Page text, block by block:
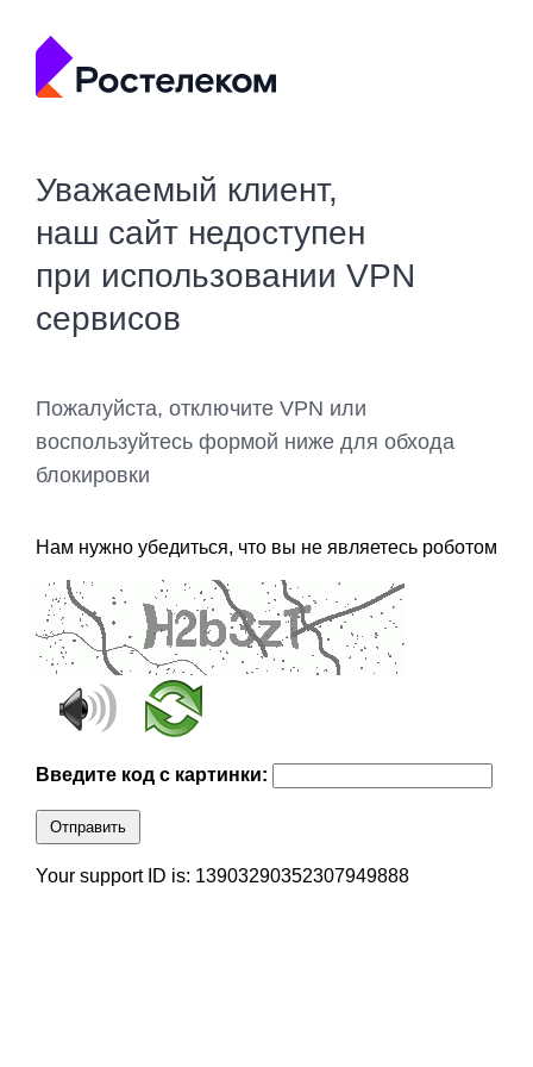
Уважаемый клиент,
наш сайт недоступен
при использовании VPN
сервисов
Пожалуйста, отключите VPN или
воспользуйтесь формой ниже для обхода
блокировки
Нам нужно убедиться, что вы не являетесь роботом
Введите код с картинки:
Отправить
Your support ID is: 13903290352307949888